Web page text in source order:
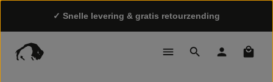
✓ Snelle levering & gratis retourzending
toeleveringsketen